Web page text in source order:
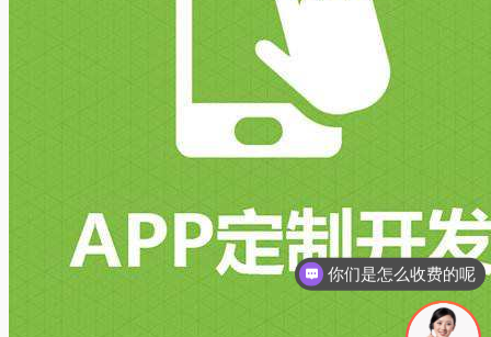
你们是怎么收费的呢
现在有优惠活动吗